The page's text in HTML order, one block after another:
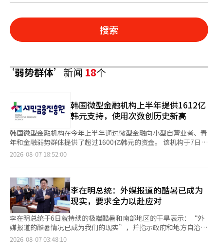
搜索
‘弱势群体’新闻18个
韩国微型金融机构上半年提供1612亿
韩元支持，使用次数创历史新高
韩国微型金融机构在今年上半年通过微型金融向小型自营业者、青
年和金融弱势群体提供了超过1600亿韩元的资金。 该机构于7日表
示，今年上半年微型金融的供应额为1612亿4000万韩元，比去年
自营业者、青年和金融弱势群体的政策性金融产品。通过11个微型
金融基金会和全国27个地方法人进行供应，这些基金会由企业和银
行的捐款设立。 上半年微型金融的使用次数达到1万6359次，创下
半年度历史最高纪录。这被解读为由于经济不景气和金融机构贷款
门槛提高，导致小型自营业者和低信用者对政策性金融的需求增
加。 今年3月推出的三种新产品也提供了265亿2000万韩元的资
金。其中，针对青年的“青年未来连接贷款”和“青年运营资金贷
款”的供应额分别为114亿韩元和61亿4000万韩元。金融弱势群体
2026-08-07 18:52:00
李在明总统：外媒报道的酷暑已成为
现实，要求全力以赴应对
李在明总统于6日就持续的极端酷暑和南部地区的干旱表示：“外
媒报道的酷暑情况已成为我们的现实”，并指示政府和地方自治团
体全力动员可用的人力和资源。 李总统当天上午在政府首尔厅中
2026-08-07 03:48:10